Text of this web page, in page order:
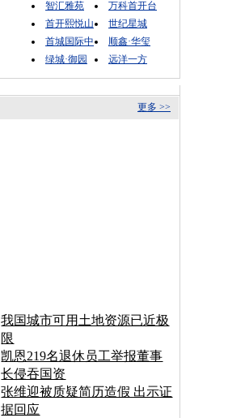
智汇雅苑
万科首开台
首开熙悦山
世纪星城
首城国际中
顺鑫·华玺
绿城·御园
远洋一方
更多 >>
我国城市可用土地资源已近极
限
凯恩219名退休员工举报董事
长侵吞国资
张维迎被质疑简历造假 出示证
据回应